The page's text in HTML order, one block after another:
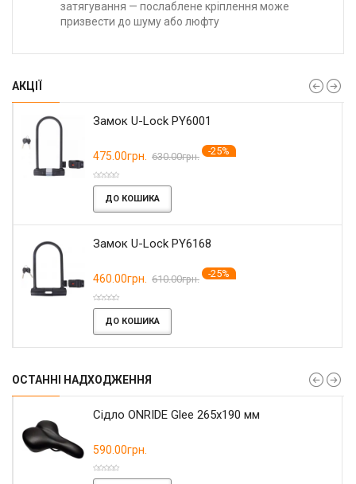
затягування — послаблене кріплення може
призвести до шуму або люфту
АКЦІЇ
Замок U-Lock PY6001
475.00грн. 630.00грн. -25%
ДО КОШИКА
Замок U-Lock PY6168
460.00грн. 610.00грн. -25%
ДО КОШИКА
ОСТАННІ НАДХОДЖЕННЯ
Сідло ONRIDE Glee 265x190 мм
590.00грн.